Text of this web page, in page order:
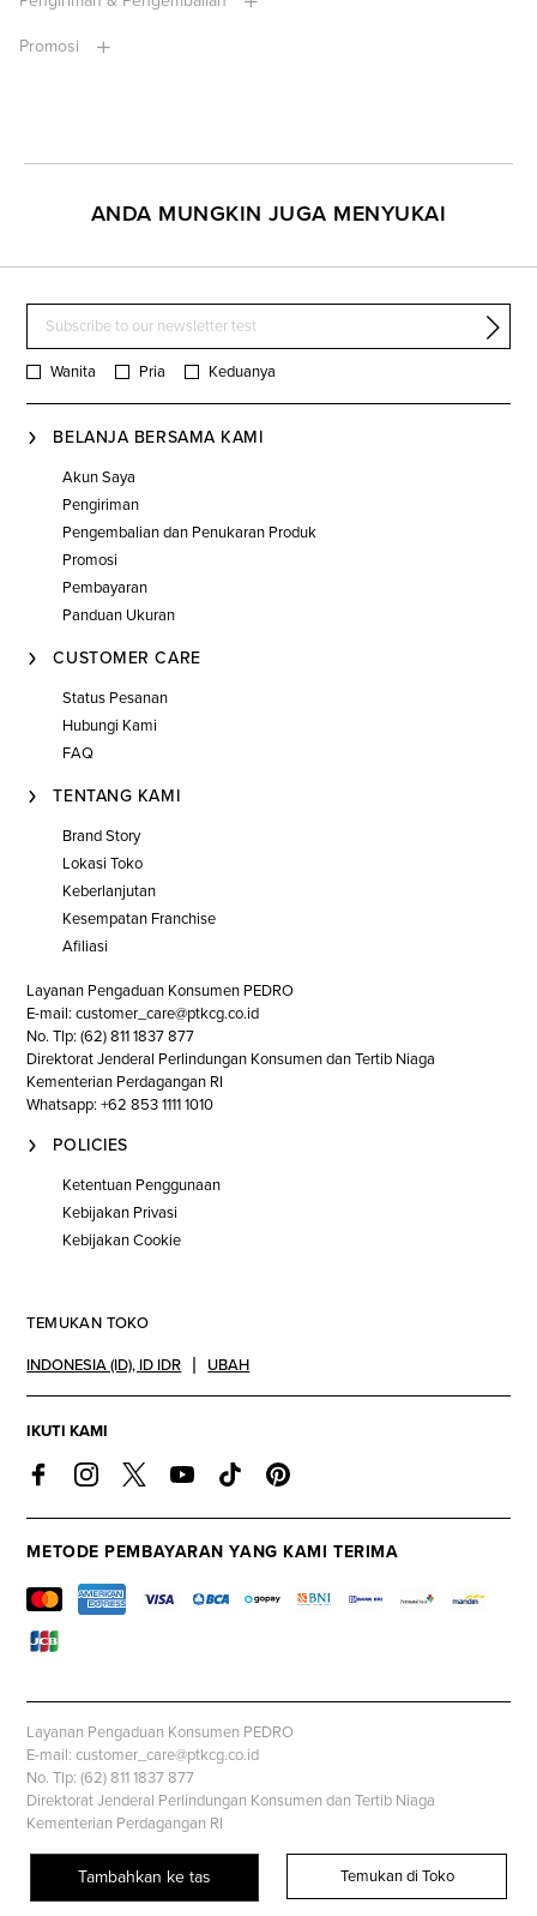
Tambahkan ke tas Temukan di Toko
Promosi
ANDA MUNGKIN JUGA MENYUKAI
Wanita Pria Keduanya
BELANJA BERSAMA KAMI
Akun Saya
Pengiriman
Pengembalian dan Penukaran Produk
Promosi
Pembayaran
Panduan Ukuran
CUSTOMER CARE
Status Pesanan
Hubungi Kami
FAQ
TENTANG KAMI
Brand Story
Lokasi Toko
Keberlanjutan
Kesempatan Franchise
Afiliasi
Layanan Pengaduan Konsumen PEDRO
E-mail: customer_care@ptkcg.co.id
No. Tlp: (62) 811 1837 877
Direktorat Jenderal Perlindungan Konsumen dan Tertib Niaga
Kementerian Perdagangan RI
Whatsapp: +62 853 1111 1010
POLICIES
Ketentuan Penggunaan
Kebijakan Privasi
Kebijakan Cookie
TEMUKAN TOKO
INDONESIA (ID), ID IDR UBAH
IKUTI KAMI
METODE PEMBAYARAN YANG KAMI TERIMA
Layanan Pengaduan Konsumen PEDRO
E-mail: customer_care@ptkcg.co.id
No. Tlp: (62) 811 1837 877
Direktorat Jenderal Perlindungan Konsumen dan Tertib Niaga
Kementerian Perdagangan RI
© PEDROSHOES.COM, all rights reserved